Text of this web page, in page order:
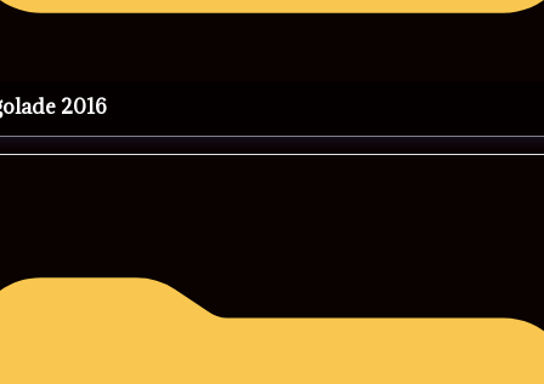
2016